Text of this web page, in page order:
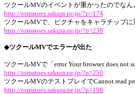
ツクールMVのイベントが重かったのでな
http://tomatoes.sakura.ne.jp/?p=174
ツクールMVで、ピクチャをキャラチップ
http://tomatoes.sakura.ne.jp/?p=238
◆ツクールMVでエラーが出た
ツクールMVで「error Your browser does not
http://tomatoes.sakura.ne.jp/?p=250
ツクールMVのテストプレイでCannot read
http://tomatoes.sakura.ne.jp/?p=198